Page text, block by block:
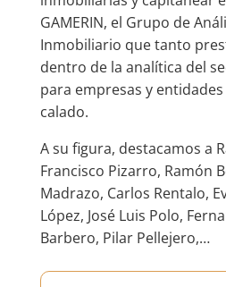
GAMERIN, el Grupo de
Inmobiliario que tanto
dentro de la analítica del
para empresas y
calado.
A su figura, destacamos a
Francisco Pizarro, Ramón
Madrazo, Carlos Rentalo,
López, José Luis Polo,
Barbero, Pilar Pellejero,…